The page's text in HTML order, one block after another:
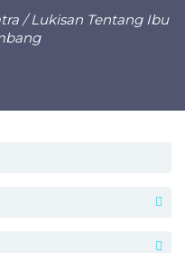
/ Lukisan Tentang Ibu